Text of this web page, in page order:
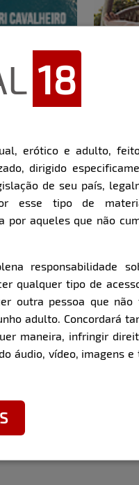
18
erótico e adulto,
dirigido
de seu país,
esse tipo de
por aqueles que não
responsabilidade
qualquer tipo de
outra pessoa que não
adulto. Concordará
maneira, infringir
áudio, vídeo, imagens e